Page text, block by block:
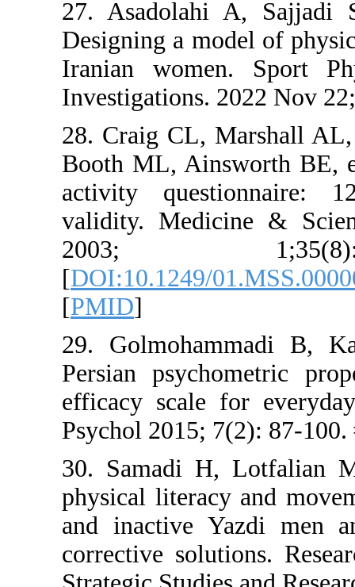
27.
Designing
Iranian
28. Craig
Booth ML,
activity
validity.
[
29.
Persian
efficacy
Psychol
30.
physical
and
corrective